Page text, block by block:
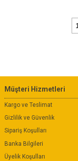
Müşteri Hizmetleri
Kargo ve Teslimat
Gizlilik ve Güvenlik
Sipariş Koşulları
Banka Bilgileri
Üyelik Koşulları